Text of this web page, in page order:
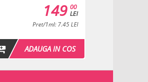
00
LEI
149
Pret/1ml: 7.45 LEI
ADAUGA IN COS